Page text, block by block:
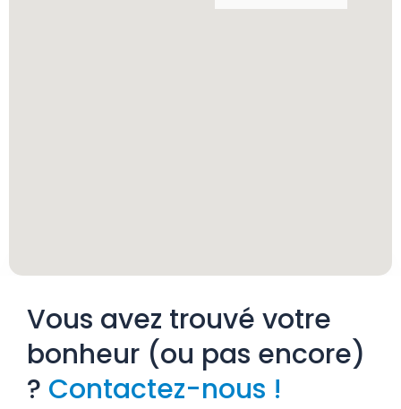
Vous avez trouvé votre
bonheur (ou pas encore)
? Contactez-nous !